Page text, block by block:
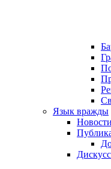
Язык вражды
Новости